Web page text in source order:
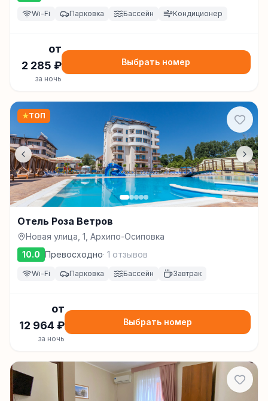
Wi-Fi Парковка Бассейн Кондиционер
от
2 285 ₽
за ночь
Выбрать номер
★ТОП
Отель Роза Ветров
Новая улица, 1, Архипо-Осиповка
10.0 Превосходно· 1 отзывов
Wi-Fi Парковка Бассейн Завтрак
от
12 964 ₽
за ночь
Выбрать номер